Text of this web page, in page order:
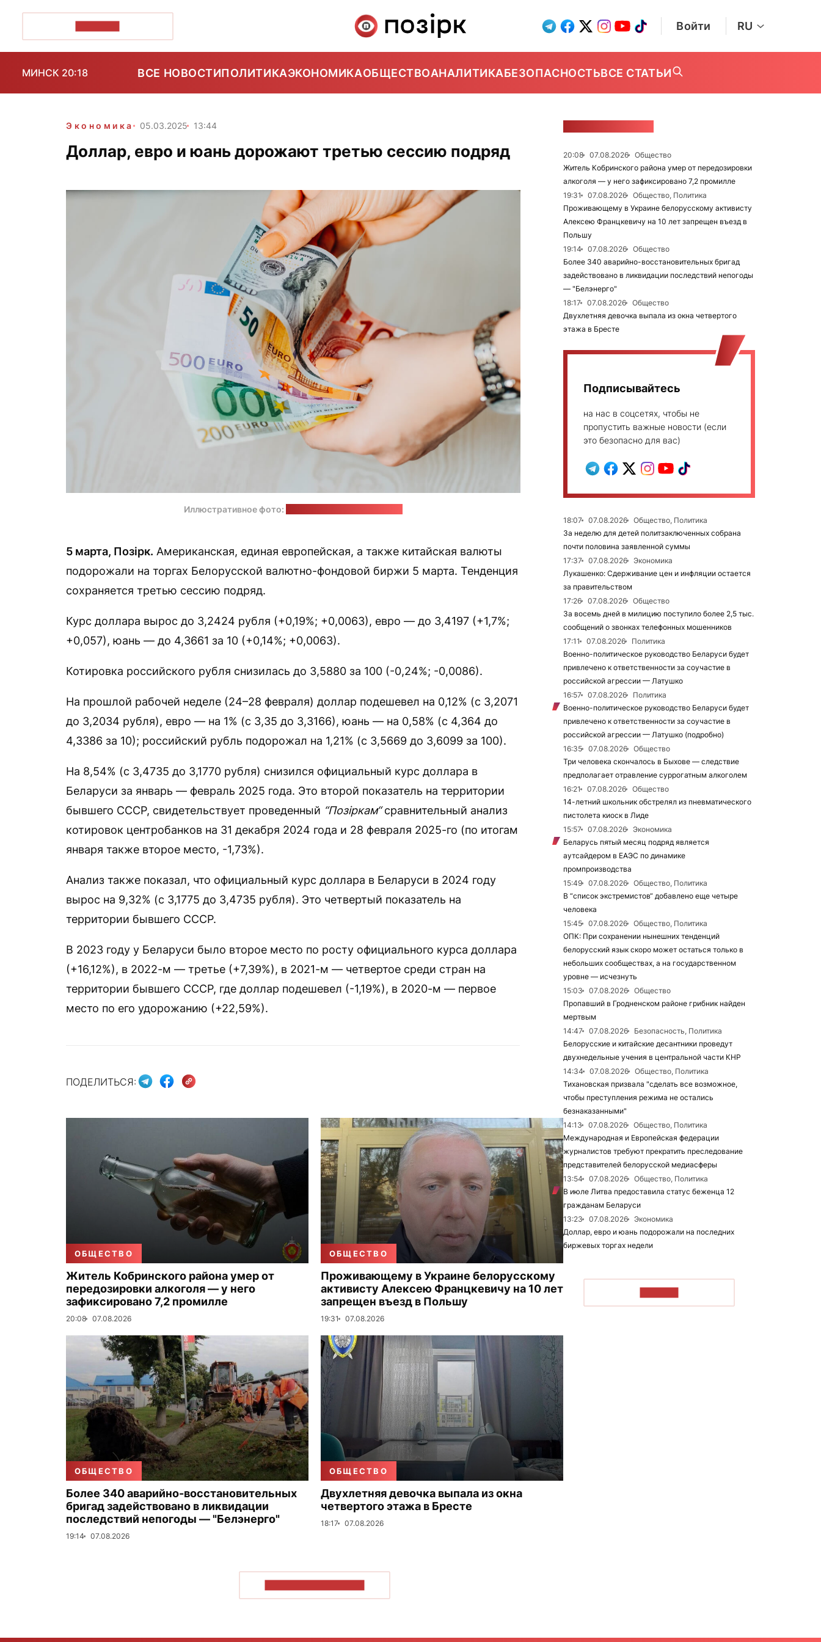
Войти RU
МИНСК 20:18 ВСЕ НОВОСТИПОЛИТИКАЭКОНОМИКАОБЩЕСТВОАНАЛИТИКАБЕЗОПАСНОСТЬВСЕ СТАТЬИ
Экономика 05.03.2025 13:44
Доллар, евро и юань дорожают третью сессию подряд
Иллюстративное фото:
5 марта, Позірк. Американская, единая европейская, а также китайская валюты
подорожали на торгах Белорусской валютно-фондовой биржи 5 марта. Тенденция
сохраняется третью сессию подряд.
Курс доллара вырос до 3,2424 рубля (+0,19%; +0,0063), евро — до 3,4197 (+1,7%;
+0,057), юань — до 4,3661 за 10 (+0,14%; +0,0063).
Котировка российского рубля снизилась до 3,5880 за 100 (-0,24%; -0,0086).
На прошлой рабочей неделе (24–28 февраля) доллар подешевел на 0,12% (с 3,2071
до 3,2034 рубля), евро — на 1% (с 3,35 до 3,3166), юань — на 0,58% (с 4,364 до
4,3386 за 10); российский рубль подорожал на 1,21% (с 3,5669 до 3,6099 за 100).
На 8,54% (с 3,4735 до 3,1770 рубля) снизился официальный курс доллара в
Беларуси за январь — февраль 2025 года. Это второй показатель на территории
бывшего СССР, свидетельствует проведенный “Позіркам“сравнительный анализ
котировок центробанков на 31 декабря 2024 года и 28 февраля 2025-го (по итогам
января также второе место, -1,73%).
Анализ также показал, что официальный курс доллара в Беларуси в 2024 году
вырос на 9,32% (с 3,1775 до 3,4735 рубля). Это четвертый показатель на
территории бывшего СССР.
В 2023 году у Беларуси было второе место по росту официального курса доллара
(+16,12%), в 2022-м — третье (+7,39%), в 2021-м — четвертое среди стран на
территории бывшего СССР, где доллар подешевел (-1,19%), в 2020-м — первое
место по его удорожанию (+22,59%).
ПОДЕЛИТЬСЯ:
ОБЩЕСТВО
Житель Кобринского района умер от
передозировки алкоголя — у него
зафиксировано 7,2 промилле
20:08 07.08.2026
ОБЩЕСТВО
Проживающему в Украине белорусскому
активисту Алексею Францкевичу на 10 лет
запрещен въезд в Польшу
19:31 07.08.2026
ОБЩЕСТВО
Более 340 аварийно-восстановительных
бригад задействовано в ликвидации
последствий непогоды — "Белэнерго"
19:14 07.08.2026
ОБЩЕСТВО
Двухлетняя девочка выпала из окна
четвертого этажа в Бресте
18:17 07.08.2026
20:08 07.08.2026
Общество
Житель Кобринского района умер от передозировки
алкоголя — у него зафиксировано 7,2 промилле
19:31
07.08.2026
Общество, Политика
Проживающему в Украине белорусскому активисту
Алексею Францкевичу на 10 лет запрещен въезд в
Польшу
19:14
07.08.2026
Общество
Более 340 аварийно-восстановительных бригад
задействовано в ликвидации последствий непогоды
— "Белэнерго"
18:17
07.08.2026
Общество
Двухлетняя девочка выпала из окна четвертого
этажа в Бресте
Подписывайтесь
на нас в соцсетях, чтобы не
пропустить важные новости (если
это безопасно для вас)
18:07 07.08.2026
Общество, Политика
За неделю для детей политзаключенных собрана
почти половина заявленной суммы
17:37
07.08.2026
Экономика
Лукашенко: Сдерживание цен и инфляции остается
за правительством
17:26
07.08.2026
Общество
За восемь дней в милицию поступило более 2,5 тыс.
сообщений о звонках телефонных мошенников
17:11
07.08.2026
Политика
Военно-политическое руководство Беларуси будет
привлечено к ответственности за соучастие в
российской агрессии — Латушко
16:57
07.08.2026
Политика
Военно-политическое руководство Беларуси будет
привлечено к ответственности за соучастие в
российской агрессии — Латушко (подробно)
16:35
07.08.2026
Общество
Три человека скончалось в Быхове — следствие
предполагает отравление суррогатным алкоголем
16:21
07.08.2026
Общество
14-летний школьник обстрелял из пневматического
пистолета киоск в Лиде
15:57
07.08.2026
Экономика
Беларусь пятый месяц подряд является
аутсайдером в ЕАЭС по динамике
промпроизводства
15:49
07.08.2026
Общество, Политика
В “список экстремистов“ добавлено еще четыре
человека
15:45
07.08.2026
Общество, Политика
ОПК: При сохранении нынешних тенденций
белорусский язык скоро может остаться только в
небольших сообществах, а на государственном
уровне — исчезнуть
15:03
07.08.2026
Общество
Пропавший в Гродненском районе грибник найден
мертвым
14:47
07.08.2026
Безопасность, Политика
Белорусские и китайские десантники проведут
двухнедельные учения в центральной части КНР
14:34
07.08.2026
Общество, Политика
Тихановская призвала "сделать все возможное,
чтобы преступления режима не остались
безнаказанными"
14:13
07.08.2026
Общество, Политика
Международная и Европейская федерации
журналистов требуют прекратить преследование
представителей белорусской медиасферы
13:54
07.08.2026
Общество, Политика
В июле Литва предоставила статус беженца 12
гражданам Беларуси
13:23
07.08.2026
Экономика
Доллар, евро и юань подорожали на последних
биржевых торгах недели